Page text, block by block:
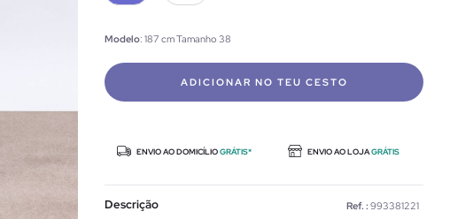
Modelo: 187 cm Tamanho 38
ADICIONAR NO TEU CESTO
ENVIO AO DOMICÍLIOGRÁTIS* ENVIO AO LOJAGRÁTIS
Descrição Ref. : 993381221